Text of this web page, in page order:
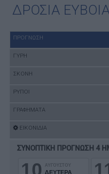
ΔΡΟΣΙΑ
ΠΡΟΓΝΩΣΗ
ΓΥΡΗ
ΣΚΟΝΗ
ΡΥΠΟΙ
ΓΡΑΦΗΜΑΤΑ
ΕΙΚΟΝΙΔΙΑ
ΣΥΝΟΠΤΙΚΗ ΠΡΟΓΝΩΣΗ 4
ΑΥΓΟΥΣΤΟΥ
ΔΕΥΤΕΡΑ